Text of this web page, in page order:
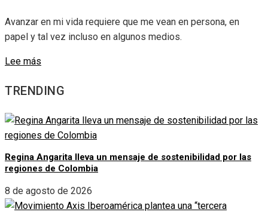
Avanzar en mi vida requiere que me vean en persona, en
papel y tal vez incluso en algunos medios.
Lee más
TRENDING
Regina Angarita lleva un mensaje de sostenibilidad por las
regiones de Colombia
8 de agosto de 2026